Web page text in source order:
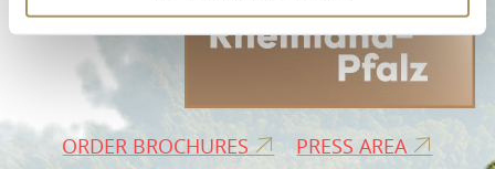
ORDER BROCHURES PRESS AREA